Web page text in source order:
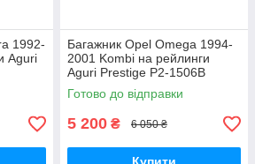
1992-
Aguri
Багажник Opel Omega 1994-
2001 Kombi на рейлинги
Aguri Prestige P2-1506B
Готово до відправки
5 200 ₴ 6 050 ₴